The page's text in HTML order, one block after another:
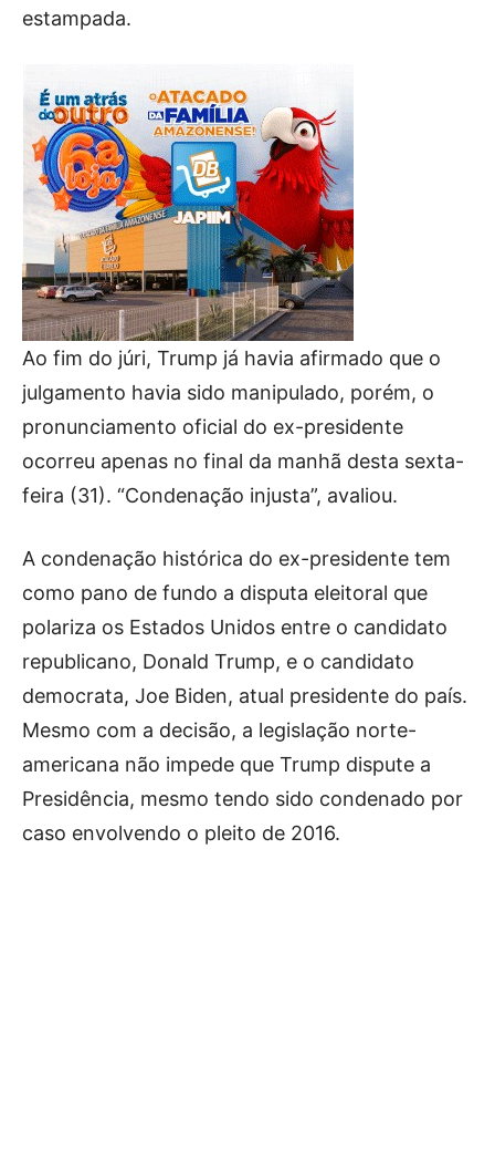
estampada.
Ao fim do júri, Trump já havia afirmado que o
julgamento havia sido manipulado, porém, o
pronunciamento oficial do ex-presidente
ocorreu apenas no final da manhã desta sexta-
feira (31). “Condenação injusta”, avaliou.
A condenação histórica do ex-presidente tem
como pano de fundo a disputa eleitoral que
polariza os Estados Unidos entre o candidato
republicano, Donald Trump, e o candidato
democrata, Joe Biden, atual presidente do país.
Mesmo com a decisão, a legislação norte-
americana não impede que Trump dispute a
Presidência, mesmo tendo sido condenado por
caso envolvendo o pleito de 2016.